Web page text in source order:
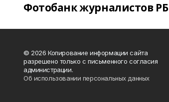
Фотобанк журналистов РБ
© 2026 Копирование информации сайта
разрешено только с письменного согласия
администрации.
Об использовании персональных данных